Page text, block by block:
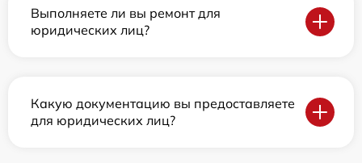
Выполняете ли вы ремонт для
юридических лиц?
Какую документацию вы предоставляете
для юридических лиц?